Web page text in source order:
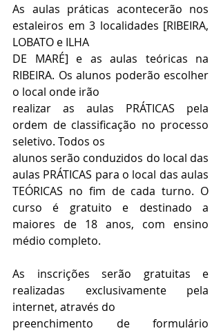
As aulas práticas acontecerão nos
estaleiros em 3 localidades [RIBEIRA,
LOBATO e ILHA
DE MARÉ] e as aulas teóricas na
RIBEIRA. Os alunos poderão escolher
o local onde irão
realizar as aulas PRÁTICAS pela
ordem de classificação no processo
seletivo. Todos os
alunos serão conduzidos do local das
aulas PRÁTICAS para o local das aulas
TEÓRICAS no fim de cada turno. O
curso é gratuito e destinado a
maiores de 18 anos, com ensino
médio completo.
As inscrições serão gratuitas e
realizadas exclusivamente pela
internet, através do
preenchimento de formulário